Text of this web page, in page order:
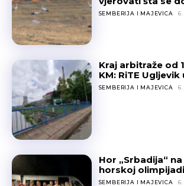
SEMBERIJA I MAJEVICA
Kraj arbitraže od
KM: RiTE Ugljevik
SEMBERIJA I MAJEVICA
Hor „Srbadija“
horskoj
SEMBERIJA I MAJEVICA